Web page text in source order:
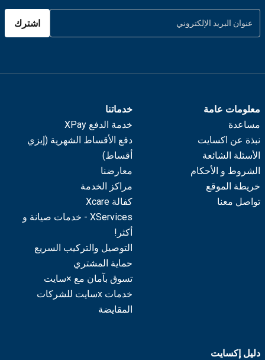
اشترك
معلومات عامة
مساعدة
نبذة عن اكسايت
الأسئلة الشائعة
الشروط و الأحكام
خريطة الموقع
تواصل معنا
خدماتنا
خدمة الدفع XPay
دفع الأقساط الشهرية (إيزي
أقساط)
معارضنا
مراكز الخدمة
كفالة Xcare
XServices - خدمات صيانة و
أكثر!
التوصيل والتركيب السريع
حماية المشتري
تسوق بآمان مع ×سايت
خدمات xسايت للشركات
المقايضة
دليل إكسايت